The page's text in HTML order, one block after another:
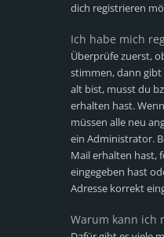
dich registrieren
Ich habe mich
Überprüfe zuerst,
stimmen, dann gibt
alt bist, musst du
erhalten hast.
müssen alle neu
ein Administrator.
Mail erhalten hast,
eingegeben hast
Adresse korrekt
Warum kann ich